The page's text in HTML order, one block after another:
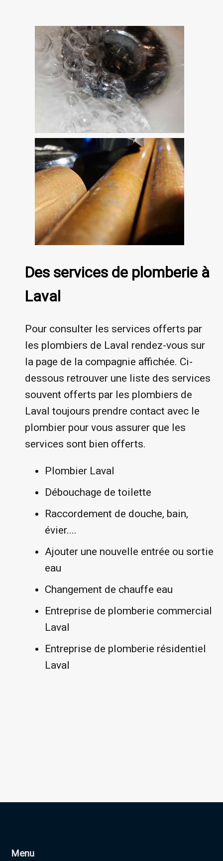
Des services de plomberie à
Laval
Pour consulter les services offerts par
les plombiers de Laval rendez-vous sur
la page de la compagnie affichée. Ci-
dessous retrouver une liste des services
souvent offerts par les plombiers de
Laval toujours prendre contact avec le
plombier pour vous assurer que les
services sont bien offerts.
Plombier Laval
Débouchage de toilette
Raccordement de douche, bain,
évier....
Ajouter une nouvelle entrée ou sortie
eau
Changement de chauffe eau
Entreprise de plomberie commercial
Laval
Entreprise de plomberie résidentiel
Laval
Menu